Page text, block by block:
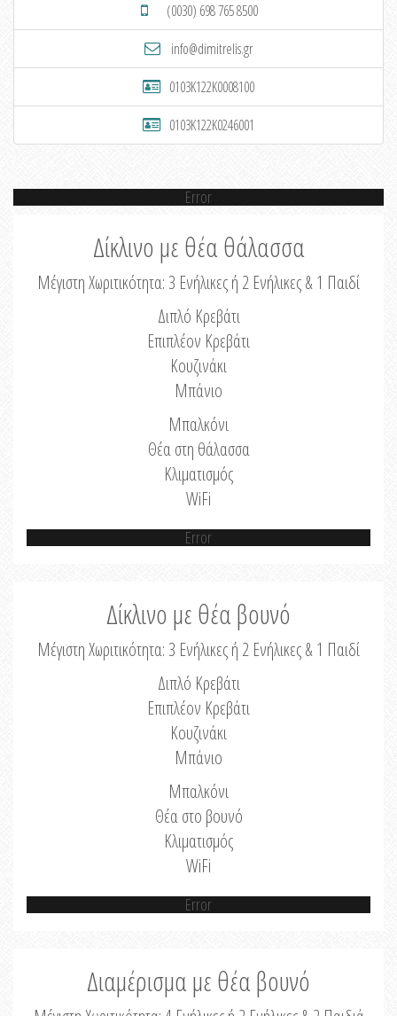
(0030) 698 765 8500
info@dimitrelis.gr
0103K122K0008100
0103K122K0246001
Error
Δίκλινο με θέα θάλασσα
Μέγιστη Χωριτικότητα: 3 Ενήλικες ή 2 Ενήλικες & 1 Παιδί
Διπλό Κρεβάτι
Επιπλέον Κρεβάτι
Κουζινάκι
Μπάνιο
Μπαλκόνι
Θέα στη θάλασσα
Κλιματισμός
WiFi
Error
Δίκλινο με θέα βουνό
Μέγιστη Χωριτικότητα: 3 Ενήλικες ή 2 Ενήλικες & 1 Παιδί
Διπλό Κρεβάτι
Επιπλέον Κρεβάτι
Κουζινάκι
Μπάνιο
Μπαλκόνι
Θέα στο βουνό
Κλιματισμός
WiFi
Error
Διαμέρισμα με θέα βουνό